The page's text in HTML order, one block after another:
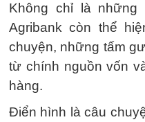
Không chỉ là những
Agribank còn thể
chuyện, những tấm
từ chính nguồn vốn
hàng.
Điển hình là câu